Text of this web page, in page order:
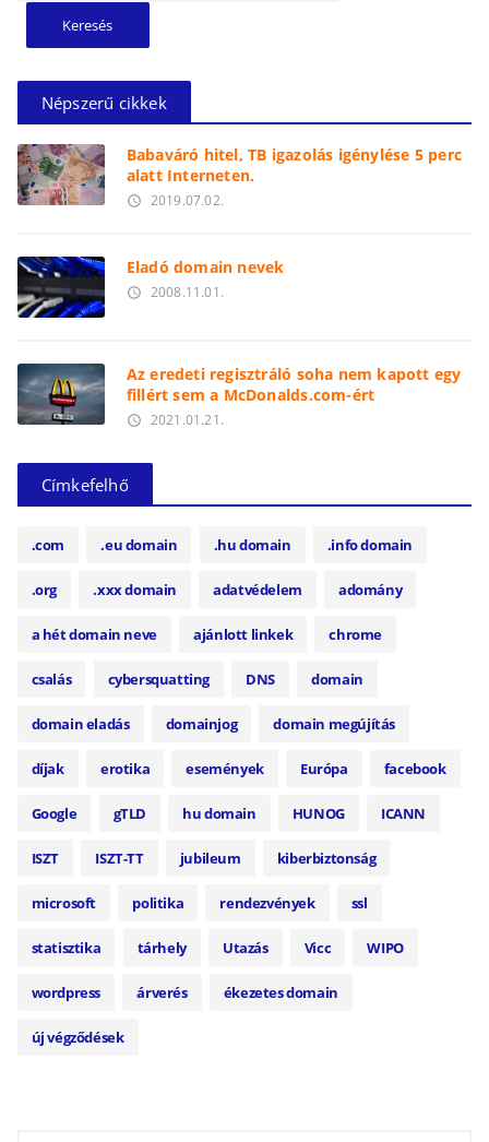
Népszerű cikkek
Babaváró hitel, TB igazolás igénylése 5 perc
alatt Interneten.
access_time 2019.07.02.
Eladó domain nevek
access_time 2008.11.01.
Az eredeti regisztráló soha nem kapott egy
fillért sem a McDonalds.com-ért
access_time 2021.01.21.
Címkefelhő
.com .eu domain .hu domain .info domain
.org .xxx domain adatvédelem adomány
a hét domain neve ajánlott linkek chrome
csalás cybersquatting DNS domain
domain eladás domainjog domain megújítás
díjak erotika események Európa facebook
Google gTLD hu domain HUNOG ICANN
ISZT ISZT-TT jubileum kiberbiztonság
microsoft politika rendezvények ssl
statisztika tárhely Utazás Vicc WIPO
wordpress árverés ékezetes domain
új végződések